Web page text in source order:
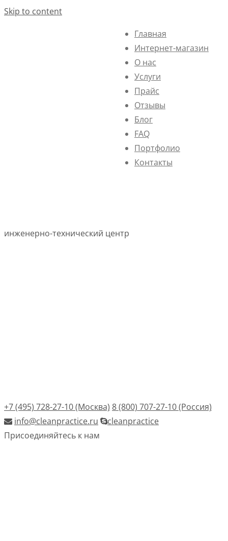
Skip to content
Главная
Интернет-магазин
О нас
Услуги
Прайс
Отзывы
Блог
FAQ
Портфолио
Контакты
инженерно-технический центр
+7 (495) 728-27-10 (Москва) 8 (800) 707-27-10 (Россия)
info@cleanpractice.ru
cleanpractice
Присоединяйтесь к нам